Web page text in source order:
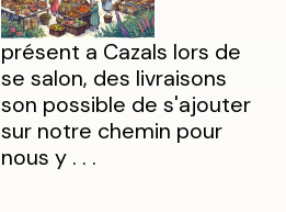
présent a Cazals lors de
se salon, des livraisons
son possible de s'ajouter
sur notre chemin pour
nous y . . .